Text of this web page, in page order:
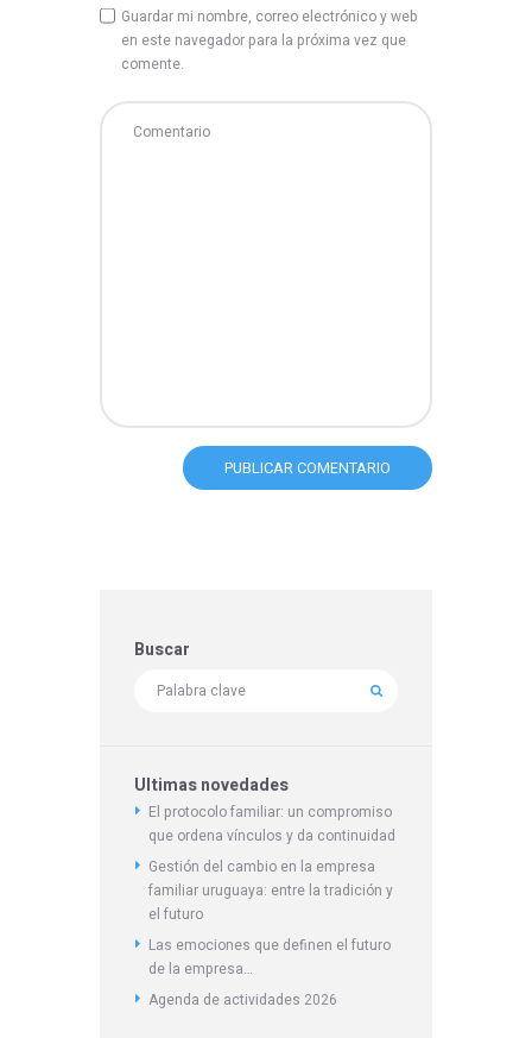
Guardar mi nombre, correo electrónico y web
en este navegador para la próxima vez que
comente.
Buscar
Ultimas novedades
El protocolo familiar: un compromiso
que ordena vínculos y da continuidad
Gestión del cambio en la empresa
familiar uruguaya: entre la tradición y
el futuro
Las emociones que definen el futuro
de la empresa…
Agenda de actividades 2026